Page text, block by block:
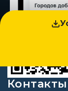
Контакты